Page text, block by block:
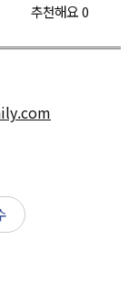
추천해요 0